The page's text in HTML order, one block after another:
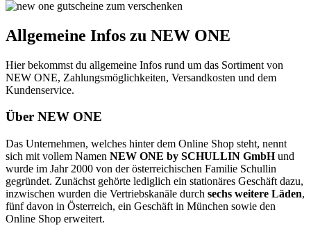
Allgemeine Infos zu NEW ONE
Hier bekommst du allgemeine Infos rund um das Sortiment von
NEW ONE, Zahlungsmöglichkeiten, Versandkosten und dem
Kundenservice.
Über NEW ONE
Das Unternehmen, welches hinter dem Online Shop steht, nennt
sich mit vollem Namen NEW ONE by SCHULLIN GmbHund
wurde im Jahr 2000 von der österreichischen Familie Schullin
gegründet. Zunächst gehörte lediglich ein stationäres Geschäft dazu,
inzwischen wurden die Vertriebskanäle durch sechs weitere Läden,
fünf davon in Österreich, ein Geschäft in München sowie den
Online Shop erweitert.